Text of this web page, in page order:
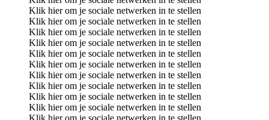
Klik hier om je sociale netwerken in te stellen
Klik hier om je sociale netwerken in te stellen
Klik hier om je sociale netwerken in te stellen
Klik hier om je sociale netwerken in te stellen
Klik hier om je sociale netwerken in te stellen
Klik hier om je sociale netwerken in te stellen
Klik hier om je sociale netwerken in te stellen
Klik hier om je sociale netwerken in te stellen
Klik hier om je sociale netwerken in te stellen
Klik hier om je sociale netwerken in te stellen
Klik hier om je sociale netwerken in te stellen